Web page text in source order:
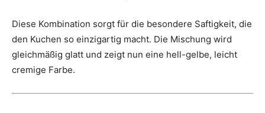
Diese Kombination sorgt für die besondere Saftigkeit, die
den Kuchen so einzigartig macht. Die Mischung wird
gleichmäßig glatt und zeigt nun eine hell-gelbe, leicht
cremige Farbe.